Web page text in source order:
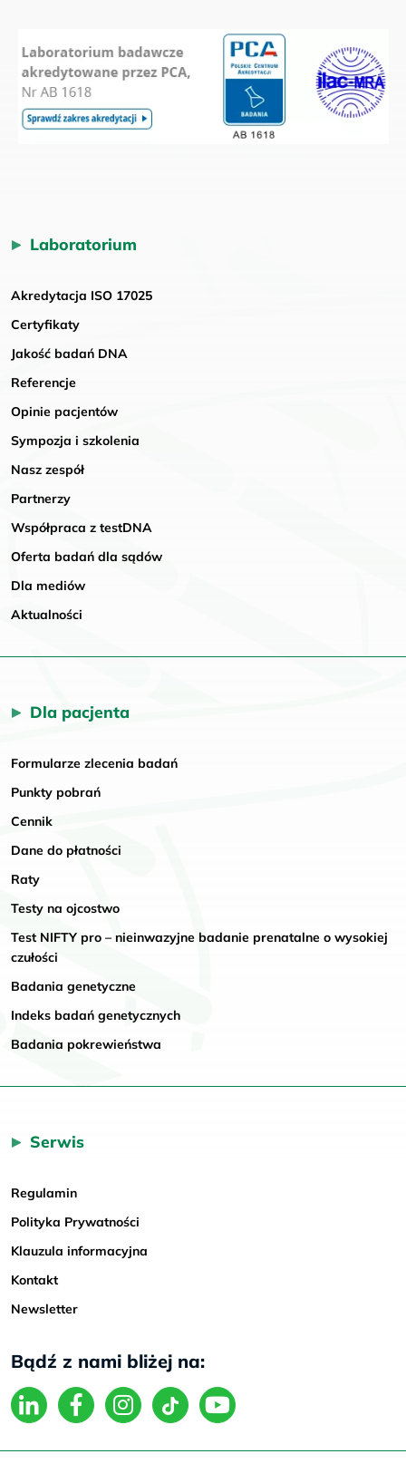
Laboratorium
Akredytacja ISO 17025
Certyfikaty
Jakość badań DNA
Referencje
Opinie pacjentów
Sympozja i szkolenia
Nasz zespół
Partnerzy
Współpraca z testDNA
Oferta badań dla sądów
Dla mediów
Aktualności
Dla pacjenta
Formularze zlecenia badań
Punkty pobrań
Cennik
Dane do płatności
Raty
Testy na ojcostwo
Test NIFTY pro – nieinwazyjne badanie prenatalne o wysokiej
czułości
Badania genetyczne
Indeks badań genetycznych
Badania pokrewieństwa
Serwis
Regulamin
Polityka Prywatności
Klauzula informacyjna
Kontakt
Newsletter
Bądź z nami bliżej na: